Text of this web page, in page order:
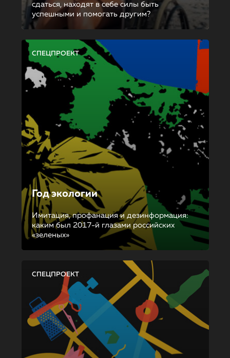
сдаться, находят в себе силы быть
успешными и помогать другим?
СПЕЦПРОЕКТ
Год экологии
Имитация, профанация и дезинформация:
каким был 2017-й глазами российских
«зеленых»
СПЕЦПРОЕКТ